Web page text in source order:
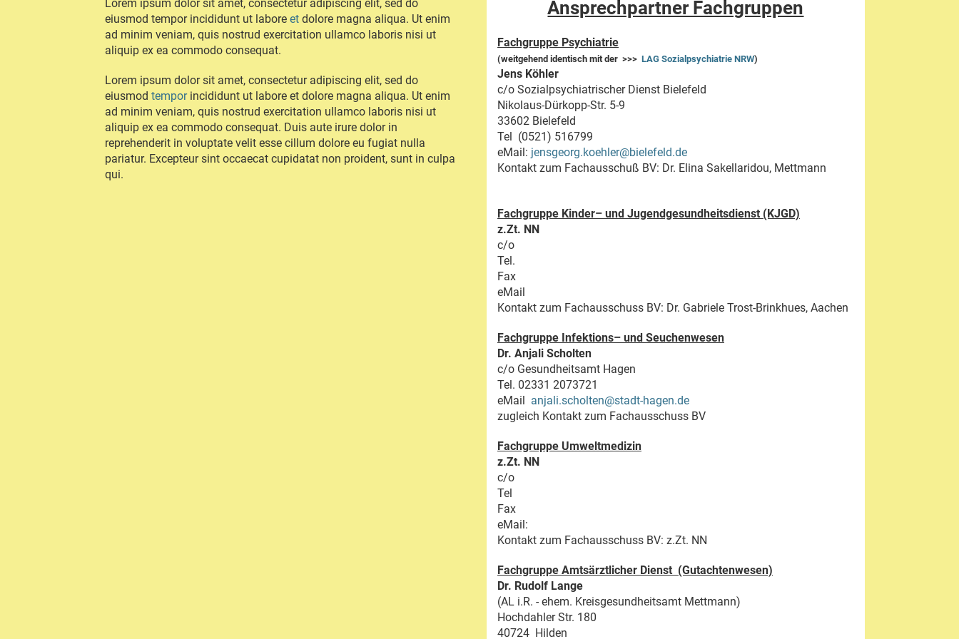
Lorem ipsum dolor sit amet, consectetur adipiscing elit, sed do
eiusmod tempor incididunt ut labore et dolore magna aliqua. Ut enim
ad minim veniam, quis nostrud exercitation ullamco laboris nisi ut
aliquip ex ea commodo consequat.
Lorem ipsum dolor sit amet, consectetur adipiscing elit, sed do
eiusmod temporincididunt ut labore et dolore magna aliqua. Ut enim
ad minim veniam, quis nostrud exercitation ullamco laboris nisi ut
aliquip ex ea commodo consequat. Duis aute irure dolor in
reprehenderit in voluptate velit esse cillum dolore eu fugiat nulla
pariatur. Excepteur sint occaecat cupidatat non proident, sunt in culpa
qui.
Ansprechpartner Fachgruppen
Fachgruppe Psychiatrie
(weitgehend identisch mit der >>> LAG Sozialpsychiatrie NRW)
Jens Köhler
c/o Sozialpsychiatrischer Dienst Bielefeld
Nikolaus-Dürkopp-Str. 5-9
33602 Bielefeld
Tel (0521) 516799
eMail: jensgeorg.koehler@bielefeld.de
Kontakt zum Fachausschuß BV: Dr. Elina Sakellaridou, Mettmann
Fachgruppe Kinder– und Jugendgesundheitsdienst (KJGD)
z.Zt. NN
c/o
Tel.
Fax
eMail
Kontakt zum Fachausschuss BV: Dr. Gabriele Trost-Brinkhues, Aachen
Fachgruppe Infektions– und Seuchenwesen
Dr. Anjali Scholten
c/o Gesundheitsamt Hagen
Tel. 02331 2073721
eMail anjali.scholten@stadt-hagen.de
zugleich Kontakt zum Fachausschuss BV
Fachgruppe Umweltmedizin
z.Zt. NN
c/o
Tel
Fax
eMail:
Kontakt zum Fachausschuss BV: z.Zt. NN
Fachgruppe Amtsärztlicher Dienst (Gutachtenwesen)
Dr. Rudolf Lange
(AL i.R. - ehem. Kreisgesundheitsamt Mettmann)
Hochdahler Str. 180
40724 Hilden